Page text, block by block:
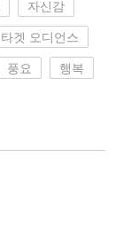
자신감
타겟 오디언스
풍요
행복